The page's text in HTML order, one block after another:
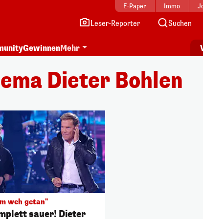
E-Paper Immo
Leser-Reporter Suchen
GewinnenMehr
Dieter Bohlen
weh getan"
sauer! Dieter